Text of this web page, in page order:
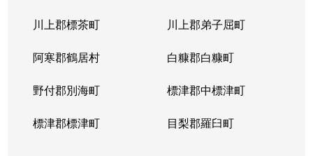
川上郡標茶町 川上郡弟子屈町
阿寒郡鶴居村 白糠郡白糠町
野付郡別海町 標津郡中標津町
標津郡標津町 目梨郡羅臼町